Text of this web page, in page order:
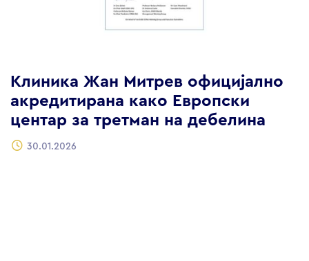
Клиника Жан Митрев официјално
акредитирана како Европски
центар за третман на дебелина
30.01.2026